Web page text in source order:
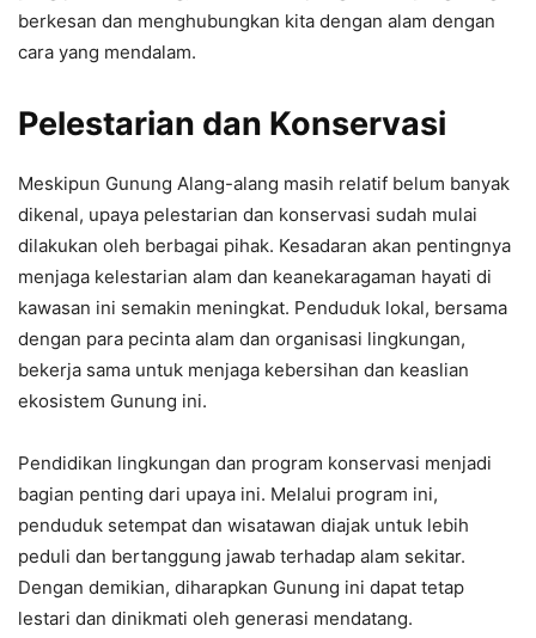
berkesan dan menghubungkan kita dengan alam dengan
cara yang mendalam.
Pelestarian dan Konservasi
Meskipun Gunung Alang-alang masih relatif belum banyak
dikenal, upaya pelestarian dan konservasi sudah mulai
dilakukan oleh berbagai pihak. Kesadaran akan pentingnya
menjaga kelestarian alam dan keanekaragaman hayati di
kawasan ini semakin meningkat. Penduduk lokal, bersama
dengan para pecinta alam dan organisasi lingkungan,
bekerja sama untuk menjaga kebersihan dan keaslian
ekosistem Gunung ini.
Pendidikan lingkungan dan program konservasi menjadi
bagian penting dari upaya ini. Melalui program ini,
penduduk setempat dan wisatawan diajak untuk lebih
peduli dan bertanggung jawab terhadap alam sekitar.
Dengan demikian, diharapkan Gunung ini dapat tetap
lestari dan dinikmati oleh generasi mendatang.